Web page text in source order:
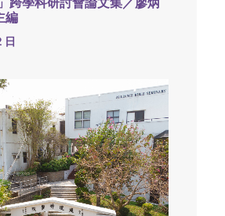
編
日